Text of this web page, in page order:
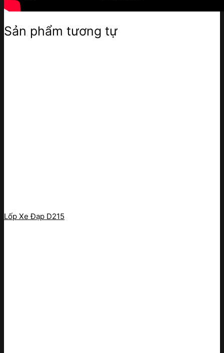
Sản phẩm tương tự
Lốp Xe Đạp D215